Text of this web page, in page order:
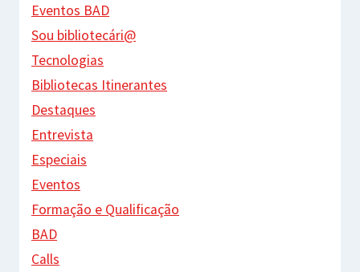
Eventos BAD
Sou bibliotecári@
Tecnologias
Bibliotecas Itinerantes
Destaques
Entrevista
Especiais
Eventos
Formação e Qualificação
BAD
Calls